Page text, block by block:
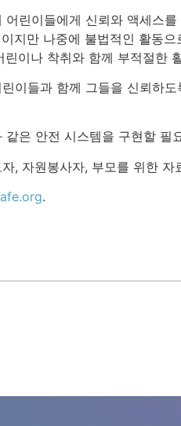
어린이들에게 신뢰와 액세스
지만 나중에 불법적인 활동
이나 착취와 함께 부적절한
이들과 함께 그들을 신뢰하
은 안전 시스템을 구현할 필
, 자원봉사자, 부모를 위한
.